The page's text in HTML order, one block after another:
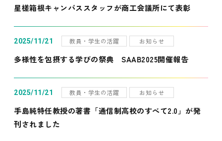
星槎箱根キャンパススタッフが商工会議所にて表彰
2025/11/21 教員・学生の活躍 お知らせ
多様性を包摂する学びの祭典 SAAB2025開催報告
2025/11/21 教員・学生の活躍 お知らせ
手島純特任教授の著書「通信制高校のすべて2.0」が発
刊されました